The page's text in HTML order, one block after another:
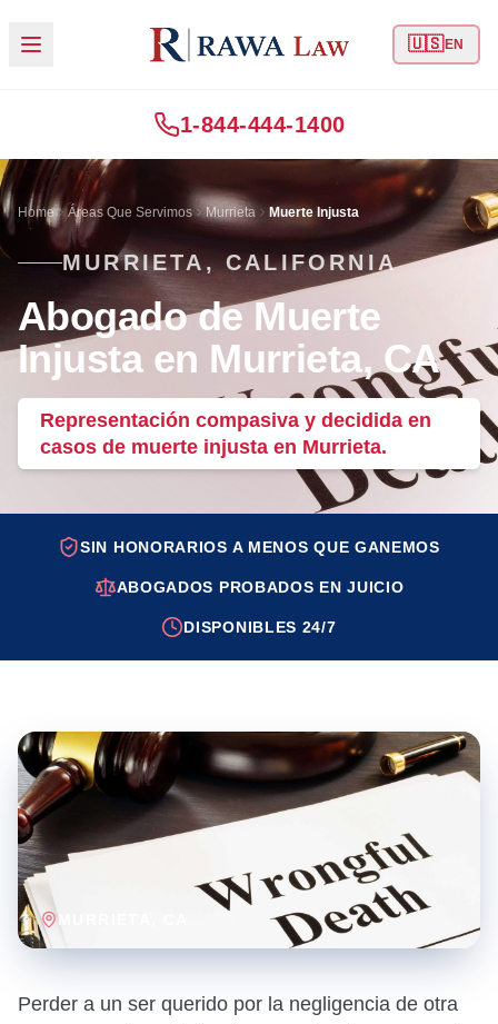
🇺🇸EN
1-844-444-1400
Home Áreas Que Servimos Murrieta Muerte Injusta
MURRIETA, CALIFORNIA
Abogado de Muerte
Injusta en Murrieta, CA
Representación compasiva y decidida en
casos de muerte injusta en Murrieta.
SIN HONORARIOS A MENOS QUE GANEMOS
ABOGADOS PROBADOS EN JUICIO
DISPONIBLES 24/7
MURRIETA
Perder a un ser querido por la negligencia de otra